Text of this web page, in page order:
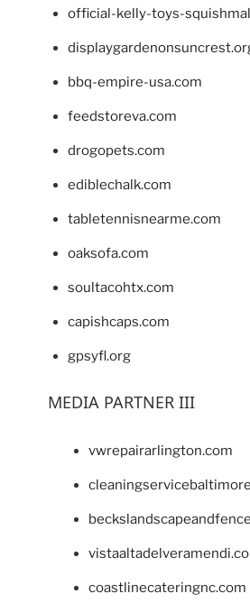
official-kelly-toys-
bbq-empire-usa.com
feedstoreva.com
drogopets.com
ediblechalk.com
tabletennisnearme.com
oaksofa.com
soultacohtx.com
capishcaps.com
gpsyfl.org
MEDIA PARTNER III
vwrepairarlington.com
coastlinecateringnc.com